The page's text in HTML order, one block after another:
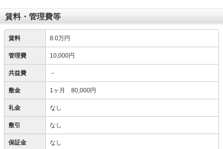
賃料・管理費等
賃料 8.0万円
管理費 10,000円
共益費 －
敷金 1ヶ月 80,000円
礼金 なし
敷引 なし
保証金 なし